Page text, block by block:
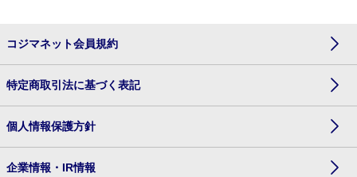
コジマネット会員規約
特定商取引法に基づく表記
個人情報保護方針
企業情報・IR情報